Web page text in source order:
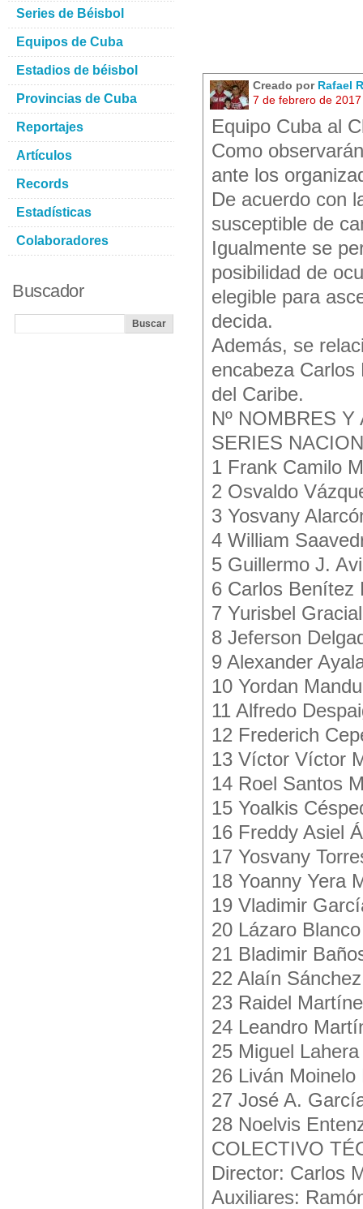
Creado por Rafael
7 de febrero de
Equipo Cuba al
Como
ante los
De acuerdo con
susceptible de
Igualmente se
posibilidad de
elegible para
decida.
Además, se
encabeza
del Caribe.
Nº NOMBRES
SERIES
1 Frank Camilo
2 Osvaldo
3 Yosvany
4 William
5 Guillermo J.
6 Carlos Benítez
7 Yurisbel
8 Jeferson
9 Alexander
10 Yordan
11 Alfredo
12 Frederich
13 Víctor Víctor
14 Roel Santos
15 Yoalkis
16 Freddy Asiel
17 Yosvany
18 Yoanny Yera
19 Vladimir
20 Lázaro
21 Bladimir
22 Alaín
23 Raidel
24 Leandro
25 Miguel
26 Liván
27 José A.
28 Noelvis
COLECTIVO
Director: Carlos
Auxiliares:
Series de Béisbol
Equipos de Cuba
Estadios de béisbol
Provincias de Cuba
Reportajes
Artículos
Records
Estadísticas
Colaboradores
Buscador